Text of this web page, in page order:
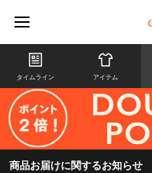
タイムライン アイテム
商品お届けに関するお知らせ